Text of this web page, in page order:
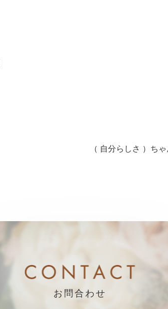
（ 自分らしさ ）ち
お問合わせ